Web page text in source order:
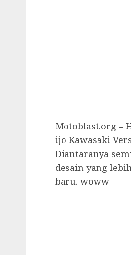
Motoblast.org –
ijo Kawasaki
Diantaranya
desain yang
baru. woww